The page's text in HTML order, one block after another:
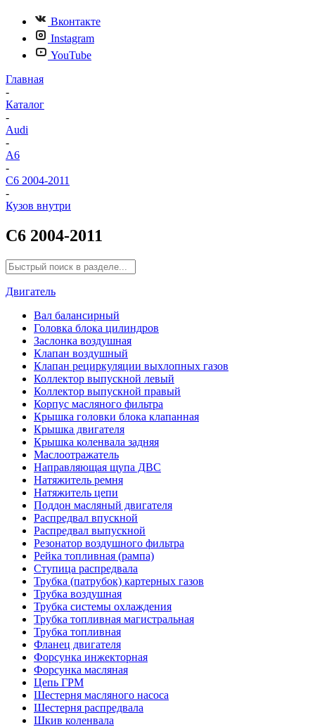
Вконтакте
Instagram
YouTube
Главная
-
Каталог
-
Audi
-
A6
-
C6 2004-2011
-
Кузов внутри
C6 2004-2011
Двигатель
Вал балансирный
Головка блока цилиндров
Заслонка воздушная
Клапан воздушный
Клапан рециркуляции выхлопных газов
Коллектор выпускной левый
Коллектор выпускной правый
Корпус масляного фильтра
Крышка головки блока клапанная
Крышка двигателя
Крышка коленвала задняя
Маслоотражатель
Направляющая щупа ДВС
Натяжитель ремня
Натяжитель цепи
Поддон масляный двигателя
Распредвал впускной
Распредвал выпускной
Резонатор воздушного фильтра
Рейка топливная (рампа)
Ступица распредвала
Трубка (патрубок) картерных газов
Трубка воздушная
Трубка системы охлаждения
Трубка топливная магистральная
Трубка топливная
Фланец двигателя
Форсунка инжекторная
Форсунка масляная
Цепь ГРМ
Шестерня масляного насоса
Шестерня распредвала
Шкив коленвала